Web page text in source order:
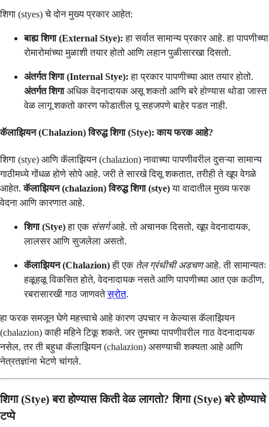
शिगा (styes) चे दोन मुख्य प्रकार आहेत:
बाह्य शिगा (External Stye): हा सर्वात सामान्य प्रकार आहे. हा पापणीच्या
रोमारोमांच्या मुळाशी तयार होतो आणि लहान पुळीसारखा दिसतो.
अंतर्गत शिगा (Internal Stye): हा प्रकार पापणीच्या आत तयार होतो.
अंतर्गत शिगाअधिक वेदनादायक असू शकतो आणि बरे होण्यास थोडा जास्त
वेळ लागू शकतो कारण फोडातील पू सहजपणे बाहेर पडत नाही.
कॅलाझियन (Chalazion) विरुद्ध शिगा (Stye): काय फरक आहे?
शिगा (stye) आणि कॅलाझियन (chalazion) नावाच्या पापणीवरील दुसऱ्या सामान्य
गाठीमध्ये गोंधळ होणे सोपे आहे. जरी ते सारखे दिसू शकतात, तरीही ते खूप वेगळे
आहेत.कॅलाझियन (chalazion) विरुद्ध शिगा (stye)या वादातील मुख्य फरक
वेदना आणि कारणात आहे.
शिगा (Stye)हा एक संसर्गआहे. तो अचानक दिसतो, खूप वेदनादायक,
लालसर आणि सुजलेला असतो.
कॅलाझियन (Chalazion)ही एक तेल ग्रंथीची अडचणआहे. ती सामान्यतः
हळूहळू विकसित होते, वेदनादायक नसते आणि पापणीच्या आत एक कठीण,
रबरासारखी गाठ जाणवतेस्रोत.
हा फरक समजून घेणे महत्त्वाचे आहे कारण उपचार न केल्यास कॅलाझियन
(chalazion) काही महिने टिकू शकते. जर तुमच्या पापणीवरील गाठ वेदनादायक
नसेल, तर ती बहुधा कॅलाझियन (chalazion) असण्याची शक्यता आहे आणि
नेत्रतज्ञांना भेटणे चांगले.
शिगा (Stye) बरा होण्यास किती वेळ लागतो? शिगा (Stye) बरे होण्याचे
टप्पे